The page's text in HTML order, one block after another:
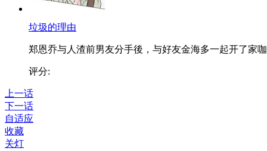
垃圾的理由
郑恩乔与人渣前男友分手後，与好友金海多一起开了家
评分:
上一话
下一话
自适应
收藏
关灯